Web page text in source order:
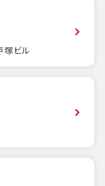
ビル